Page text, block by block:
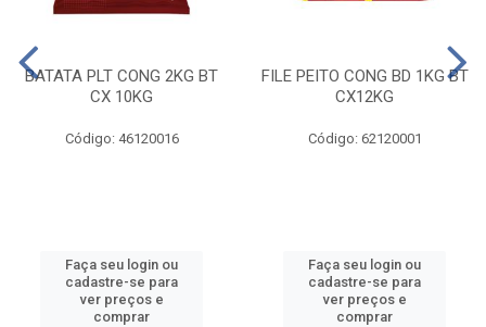
BATATA PLT CONG 2KG BT
CX 10KG
Código: 46120016
Faça seu login ou
cadastre-se para
ver preços e
comprar
FILE PEITO CONG BD 1KG BT
CX12KG
Código: 62120001
Faça seu login ou
cadastre-se para
ver preços e
comprar